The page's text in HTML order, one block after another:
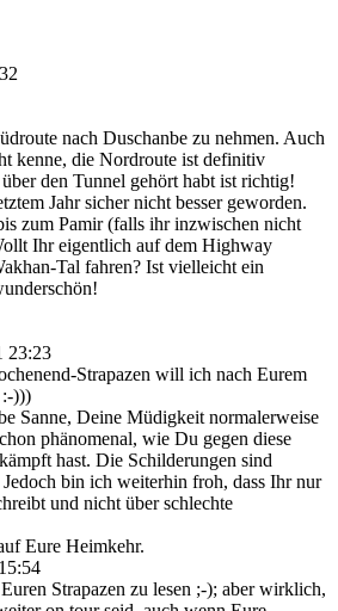
nach Duschanbe zu nehmen. Auch
kenne, die Nordroute ist definitiv
den Tunnel gehört habt ist richtig!
Jahr sicher nicht besser geworden.
zum Pamir (falls ihr inzwischen nicht
Ihr eigentlich auf dem Highway
Tal fahren? Ist vielleicht ein
23:23
Strapazen will ich nach Eurem
)))
Sanne, Deine Müdigkeit normalerweise
phänomenal, wie Du gegen diese
hast. Die Schilderungen sind
bin ich weiterhin froh, dass Ihr nur
und nicht über schlechte
Eure Heimkehr.
Strapazen zu lesen ;-); aber wirklich,